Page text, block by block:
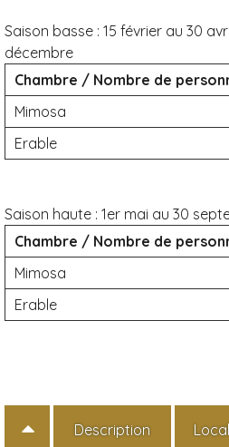
Saison basse : 15 février au 30
décembre
Chambre / Nombre de
Mimosa
Erable
Saison haute : 1er mai au 30
Chambre / Nombre de
Mimosa
Erable
Description